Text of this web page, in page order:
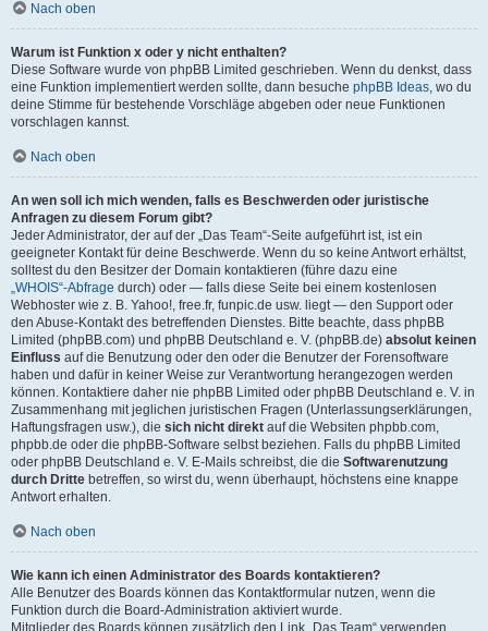
Nach oben
Warum ist Funktion x oder y nicht enthalten?
Diese Software wurde von phpBB Limited geschrieben. Wenn du denkst, dass
eine Funktion implementiert werden sollte, dann besuche phpBB Ideas, wo du
deine Stimme für bestehende Vorschläge abgeben oder neue Funktionen
vorschlagen kannst.
Nach oben
An wen soll ich mich wenden, falls es Beschwerden oder juristische
Anfragen zu diesem Forum gibt?
Jeder Administrator, der auf der „Das Team“-Seite aufgeführt ist, ist ein
geeigneter Kontakt für deine Beschwerde. Wenn du so keine Antwort erhältst,
solltest du den Besitzer der Domain kontaktieren (führe dazu eine
„WHOIS“-Abfrage durch) oder — falls diese Seite bei einem kostenlosen
Webhoster wie z. B. Yahoo!, free.fr, funpic.de usw. liegt — den Support oder
den Abuse-Kontakt des betreffenden Dienstes. Bitte beachte, dass phpBB
Limited (phpBB.com) und phpBB Deutschland e. V. (phpBB.de) absolut keinen
Einfluss auf die Benutzung oder den oder die Benutzer der Forensoftware
haben und dafür in keiner Weise zur Verantwortung herangezogen werden
können. Kontaktiere daher nie phpBB Limited oder phpBB Deutschland e. V. in
Zusammenhang mit jeglichen juristischen Fragen (Unterlassungserklärungen,
Haftungsfragen usw.), die sich nicht direkt auf die Websiten phpbb.com,
phpbb.de oder die phpBB-Software selbst beziehen. Falls du phpBB Limited
oder phpBB Deutschland e. V. E-Mails schreibst, die die Softwarenutzung
durch Dritte betreffen, so wirst du, wenn überhaupt, höchstens eine knappe
Antwort erhalten.
Nach oben
Wie kann ich einen Administrator des Boards kontaktieren?
Alle Benutzer des Boards können das Kontaktformular nutzen, wenn die
Funktion durch die Board-Administration aktiviert wurde.
Mitglieder des Boards können zusätzlich den Link „Das Team“ verwenden.